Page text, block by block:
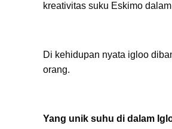
kreativitas suku Eskimo
Di kehidupan nyata igloo
orang.
Yang unik suhu di dalam